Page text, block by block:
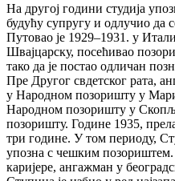
На другој години студија
будућу супругу и одлучио да
Путовао је 1929–1931. у
Швајцарску, посећивао
тако да је постао одличан
Пре Другог свдетског рата,
у Народном позоришту у
Народном позоришту у
позоришту. Године 1935,
три године. У том периоду,
упозна с чешким
каријере, ангажман у